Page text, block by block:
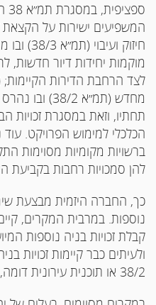
חיזוק
מוקמות יחידות דיור חדשות,
מחדש (תמ״א
תחתיו, וזאת במסגרת זכויות
ברשויות מקומיות מסוימות
להן סמכויות רחבות בקביעת
כך, החברה היזמית מבצעת
נוספות. במרבית המקרים,
קבלת זכויות בניה נוספות
ולעיתים כבר קיימות זכויות
38/2 או תוכנית עירונית דומה, כמצוין לעיל.